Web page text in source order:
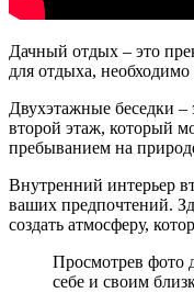
Дачный отдых – это
для отдыха,
Двухэтажные беседки
второй этаж, который
пребыванием на
Внутренний интерьер
ваших предпочтений.
создать атмосферу,
Просмотрев фото
себе и своим